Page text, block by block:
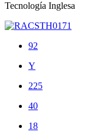
Tecnología Inglesa
92
Y
225
40
18